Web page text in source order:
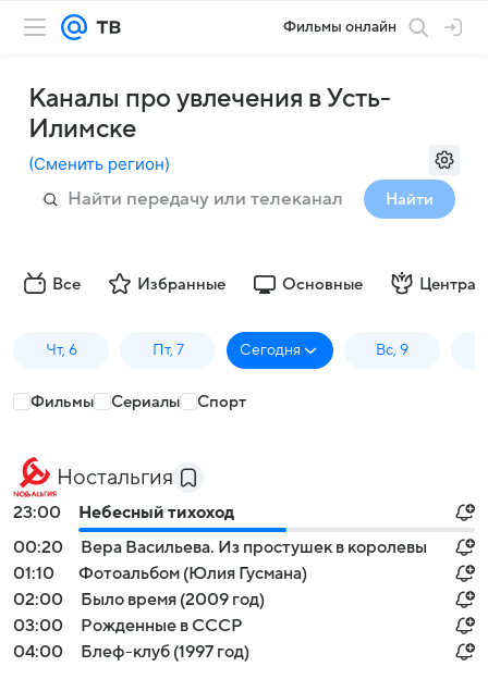
Фильмы онлайн
Каналы про увлечения в Усть-
Илимске
(Сменить регион)
Найти
Все Избранные Основные
Чт, 6 Пт, 7 Сегодня Вс, 9
Фильмы Сериалы Спорт
Ностальгия
23:00
Небесный тихоход
00:20
Вера Васильева. Из простушек в королевы
01:10
Фотоальбом (Юлия Гусмана)
02:00
Было время (2009 год)
03:00
Рожденные в СССР
04:00
Блеф-клуб (1997 год)